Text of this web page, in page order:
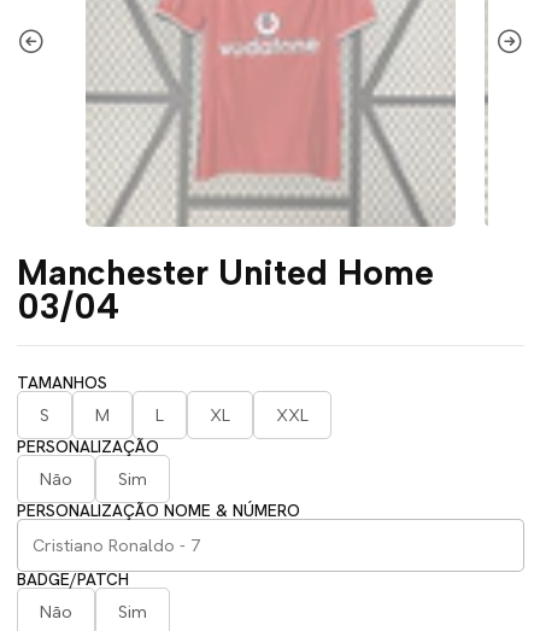
Manchester United Home
03/04
TAMANHOS
S
M L XL
XXL
PERSONALIZAÇÃO
Não
Sim
PERSONALIZAÇÃO NOME & NÚMERO
BADGE/PATCH
Não
Sim